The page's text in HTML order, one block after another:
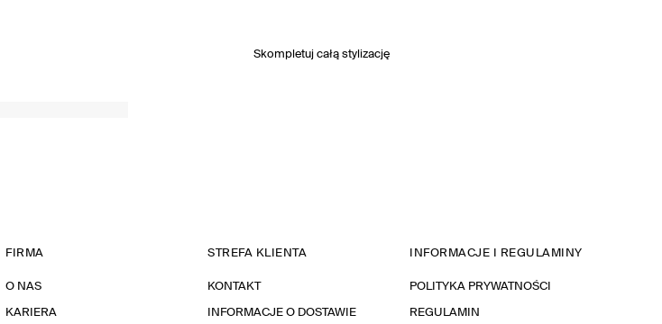
Skompletuj całą stylizację
FIRMA
O NAS
KARIERA
STREFA KLIENTA
KONTAKT
INFORMACJE O DOSTAWIE
INFORMACJE I REGULAMINY
POLITYKA PRYWATNOŚCI
REGULAMIN